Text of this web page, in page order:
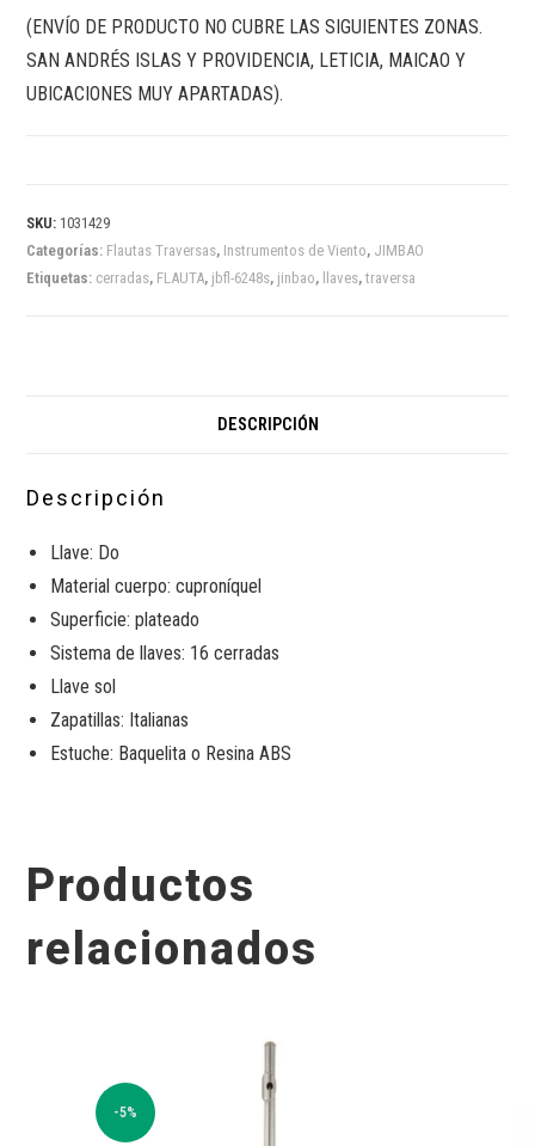
(ENVÍO DE PRODUCTO NO CUBRE LAS SIGUIENTES ZONAS.
SAN ANDRÉS ISLAS Y PROVIDENCIA, LETICIA, MAICAO Y
UBICACIONES MUY APARTADAS).
SKU: 1031429
Categorías: Flautas Traversas, Instrumentos de Viento, JIMBAO
Etiquetas: cerradas, FLAUTA, jbfl-6248s, jinbao, llaves,traversa
DESCRIPCIÓN
Descripción
Llave: Do
Material cuerpo: cuproníquel
Superficie: plateado
Sistema de llaves: 16 cerradas
Llave sol
Zapatillas: Italianas
Estuche: Baquelita o Resina ABS
Productos
relacionados
-5%